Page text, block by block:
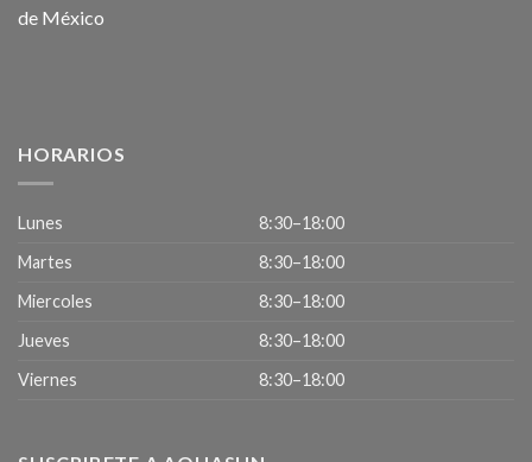
de México
HORARIOS
Lunes
8:30–18:00
Martes
8:30–18:00
Miercoles
8:30–18:00
Jueves
8:30–18:00
Viernes
8:30–18:00